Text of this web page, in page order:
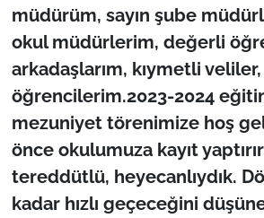
müdürüm, sayın şube
okul müdürlerim, değerli
arkadaşlarım, kıymetli
öğrencilerim.2023-2024
mezuniyet törenimize hoş
önce okulumuza kayıt
tereddütlü, heyecanlıydık.
kadar hızlı geçeceğini